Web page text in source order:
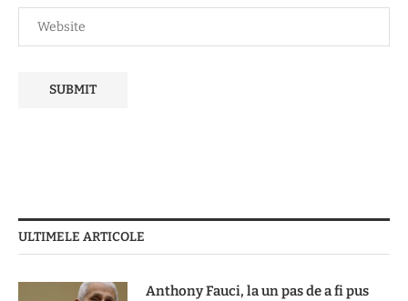
ULTIMELE ARTICOLE
Anthony Fauci, la un pas de a fi pus